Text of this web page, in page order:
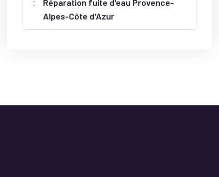
Réparation fuite d'eau Provence-
Alpes-Côte d'Azur